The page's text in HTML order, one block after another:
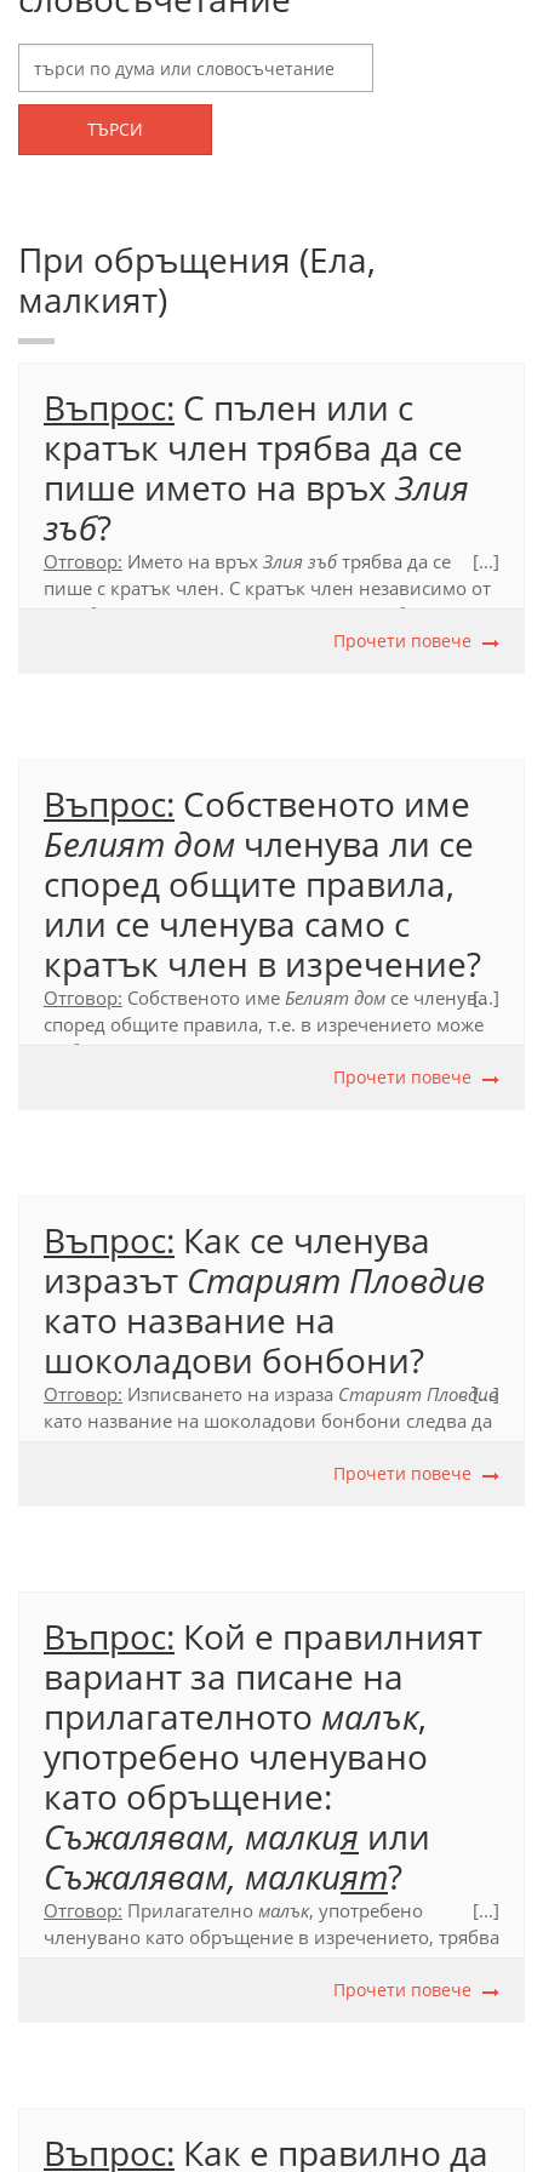
ТЪРСИ
При обръщения (Ела,
малкият)
Въпрос: С пълен или с
кратък член трябва да се
пише името на връх Злия
зъб?
Отговор: Името на връх Злия зъбтрябва да се
пише с кратък член. С кратък член независимо от
службата си в изречението се пишат собствените
имена на географски обекти от м.р. ед.ч., чиято
[...]
Прочети повече
Въпрос: Собственото име
Белият дом членува ли се
според общите правила,
или се членува само с
кратък член в изречение?
Отговор: Собственото име Белият дом се членува
според общите правила, т.е. в изречението може
да бъде с пълен или с кратък член.
[...]
Прочети повече
Въпрос: Как се членува
изразът Старият Пловдив
като название на
шоколадови бонбони?
Отговор: Изписването на израза Старият Пловдив
като название на шоколадови бонбони следва да
пълен и кратък член на собствените имена в м.р.
[...]
Прочети повече
Въпрос: Кой е правилният
вариант за писане на
прилагателното малък,
употребено членувано
като обръщение:
Съжалявам, малкия или
Съжалявам, малкият?
Отговор: Прилагателно малък, употребено
членувано като обръщение в изречението, трябва
[...]
Прочети повече
Въпрос: Как е правилно да